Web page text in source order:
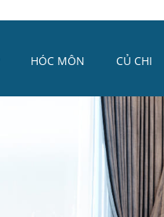
HÓC MÔN CỦ CHI